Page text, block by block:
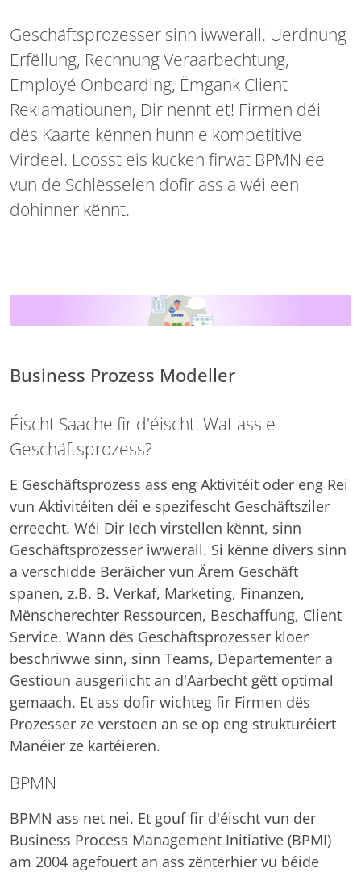
Geschäftsprozesser sinn iwwerall. Uerdnung
Erfëllung, Rechnung Veraarbechtung,
Employé Onboarding, Ëmgank Client
Reklamatiounen, Dir nennt et! Firmen déi
dës Kaarte kënnen hunn e kompetitive
Virdeel. Loosst eis kucken firwat BPMN ee
vun de Schlësselen dofir ass a wéi een
dohinner kënnt.
Business Prozess Modeller
Éischt Saache fir d'éischt: Wat ass e
Geschäftsprozess?
E Geschäftsprozess ass eng Aktivitéit oder eng Rei
vun Aktivitéiten déi e spezifescht Geschäftsziler
erreecht. Wéi Dir Iech virstellen kënnt, sinn
Geschäftsprozesser iwwerall. Si kënne divers sinn
a verschidde Beräicher vun Ärem Geschäft
spanen, z.B. B. Verkaf, Marketing, Finanzen,
Mënscherechter Ressourcen, Beschaffung, Client
Service. Wann dës Geschäftsprozesser kloer
beschriwwe sinn, sinn Teams, Departementer a
Gestioun ausgeriicht an d'Aarbecht gëtt optimal
gemaach. Et ass dofir wichteg fir Firmen dës
Prozesser ze verstoen an se op eng strukturéiert
Manéier ze kartéieren.
BPMN
BPMN ass net nei. Et gouf fir d'éischt vun der
Business Process Management Initiative (BPMI)
am 2004 agefouert an ass zënterhier vu béide